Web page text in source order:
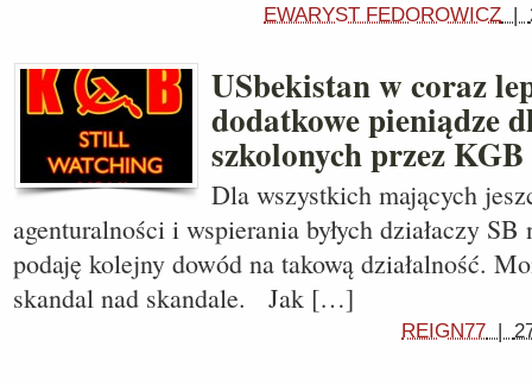
EWARYST FEDOROWICZ |
USbekistan w coraz
dodatkowe pieniądze
szkolonych przez KGB
Dla wszystkich mających
agenturalności i wspierania byłych działaczy SB
podaję kolejny dowód na takową działalność.
skandal nad skandale. Jak […]
REIGN77 |